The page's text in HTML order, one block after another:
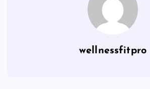
wellnessfitpro